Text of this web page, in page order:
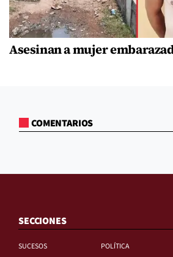
Asesinan a mujer
COMENTARIOS
SECCIONES
SUCESOS
POLÍTICA